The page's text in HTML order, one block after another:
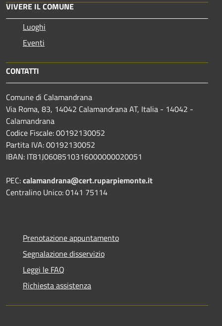
VIVERE IL COMUNE
Luoghi
Eventi
CONTATTI
Comune di Calamandrana
Via Roma, 83, 14042 Calamandrana AT, Italia - 14042 -
Calamandrana
Codice Fiscale: 00192130052
Partita IVA: 00192130052
IBAN: IT81J0608510316000000020051
PEC:calamandrana@cert.ruparpiemonte.it
Centralino Unico: 0141 75114
Prenotazione appuntamento
Segnalazione disservizio
Leggi le FAQ
Richiesta assistenza